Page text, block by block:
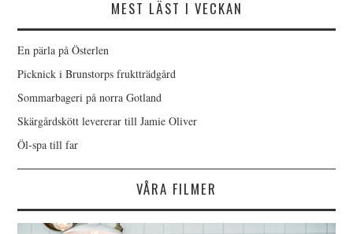
MEST LÄST I VECKAN
En pärla på Österlen
Picknick i Brunstorps fruktträdgård
Sommarbageri på norra Gotland
Skärgårdskött levererar till Jamie Oliver
Öl-spa till far
VÅRA FILMER